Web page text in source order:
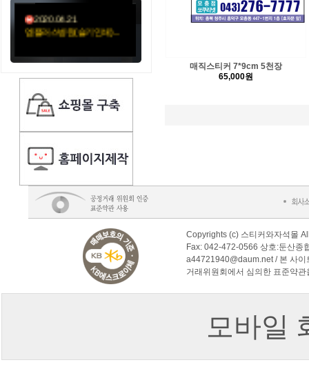
엠플러스병원(슬기인쇄)...
성가롤로병원(외용약)순...
성가롤로병원(먹는약)순...
매직스티커 7*9cm 5천장
65,000원
Copyrights (c) 스티커와자석몰
Fax: 042-472-0566 상호:둔산종
a44721940@daum.net / 본 사이
거래위원회에서 심의한 표준약관
모바일